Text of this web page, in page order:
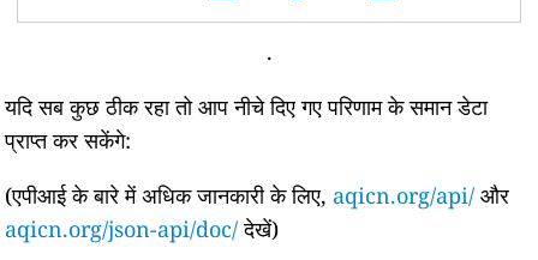
.
यदि सब कुछ ठीक रहा तो आप नीचे दिए गए परिणाम के समान डेटा
प्राप्त कर सकेंगे:
(एपीआई के बारे में अधिक जानकारी के लिए, aqicn.org/api/ और
aqicn.org/json-api/doc/देखें)